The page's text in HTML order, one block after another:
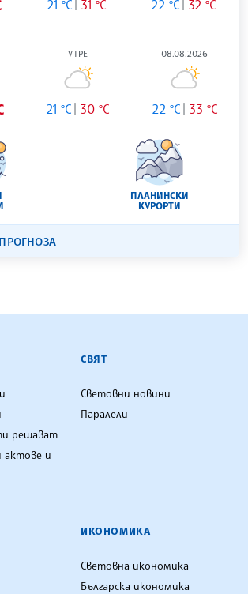
21 °C 31 °C 22 °C 32 °C
УТРЕ
21 °C 30 °C
08.08.2026
22 °C 33 °C
ПЛАНИНСКИ
КУРОРТИ
ТЕЛЕГРАФНА АГЕНЦИЯ
решават
актове и
СВЯТ
Световни новини
Паралели
ИКОНОМИКА
Световна икономика
Българска икономика